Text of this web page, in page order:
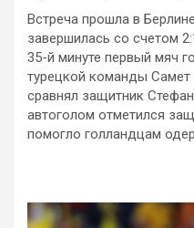
Встреча прошла в
завершилась со счетом
35-й минуте первый мяч
турецкой команды Самет
сравнял защитник
автоголом отметился
помогло голландцам